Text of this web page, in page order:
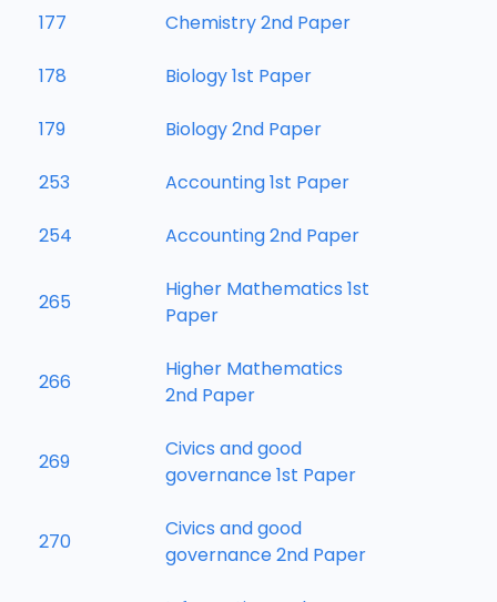
177 Chemistry 2nd Paper
178 Biology 1st Paper
179 Biology 2nd Paper
253 Accounting 1st Paper
254 Accounting 2nd Paper
265
Higher Mathematics 1st
Paper
266
Higher Mathematics
2nd Paper
269
Civics and good
governance 1st Paper
270
Civics and good
governance 2nd Paper